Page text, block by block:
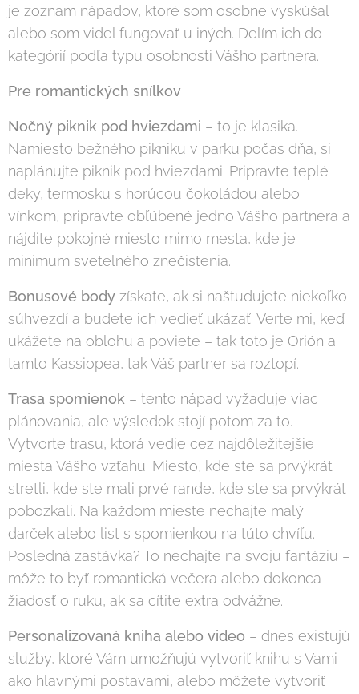
je zoznam nápadov, ktoré som osobne vyskúšal
alebo som videl fungovať u iných. Delím ich do
kategórií podľa typu osobnosti Vášho partnera.
Pre romantických snílkov
Nočný piknik pod hviezdami – to je klasika.
Namiesto bežného pikniku v parku počas dňa, si
naplánujte piknik pod hviezdami. Pripravte teplé
deky, termosku s horúcou čokoládou alebo
vínkom, pripravte obľúbené jedno Vášho partnera a
nájdite pokojné miesto mimo mesta, kde je
minimum svetelného znečistenia.
Bonusové body získate, ak si naštudujete niekoľko
súhvezdí a budete ich vedieť ukázať. Verte mi, keď
ukážete na oblohu a poviete – tak toto je Orión a
tamto Kassiopea, tak Váš partner sa roztopí.
Trasa spomienok – tento nápad vyžaduje viac
plánovania, ale výsledok stojí potom za to.
Vytvorte trasu, ktorá vedie cez najdôležitejšie
miesta Vášho vzťahu. Miesto, kde ste sa prvýkrát
stretli, kde ste mali prvé rande, kde ste sa prvýkrát
pobozkali. Na každom mieste nechajte malý
darček alebo list s spomienkou na túto chvíľu.
Posledná zastávka? To nechajte na svoju fantáziu –
môže to byť romantická večera alebo dokonca
žiadosť o ruku, ak sa cítite extra odvážne.
Personalizovaná kniha alebo video – dnes existujú
služby, ktoré Vám umožňujú vytvoriť knihu s Vami
ako hlavnými postavami, alebo môžete vytvoriť